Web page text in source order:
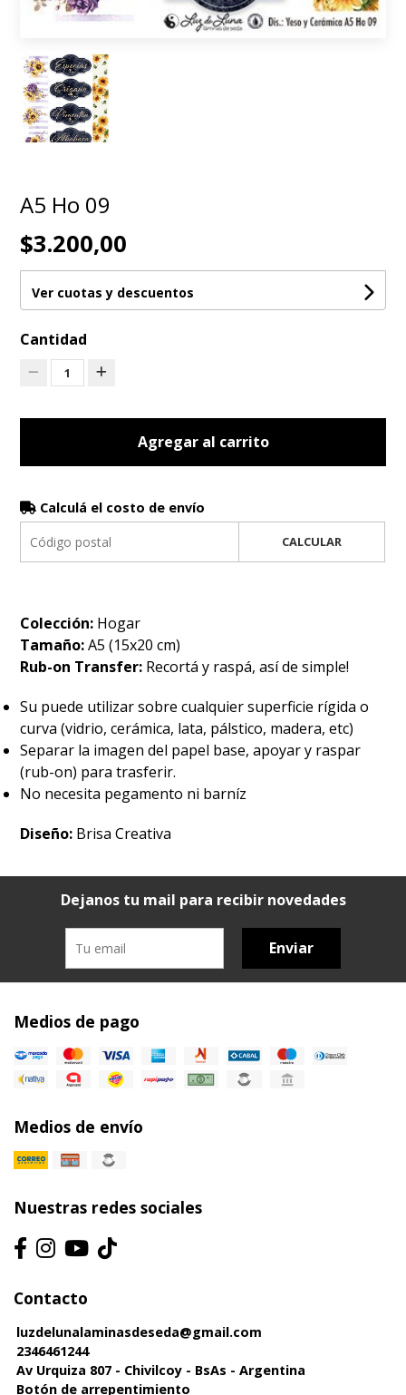
A5 Ho 09
$3.200,00
Ver cuotas y descuentos
Cantidad
1
Agregar al carrito
Calculá el costo de envío
CALCULAR
Colección: Hogar
Tamaño:A5 (15x20 cm)
Rub-on Transfer: Recortá y raspá, así de simple!
Su puede utilizar sobre cualquier superficie rígida o
curva (vidrio, cerámica, lata, pálstico, madera, etc)
Separar la imagen del papel base, apoyar y raspar
(rub-on) para trasferir.
No necesita pegamento ni barníz
Diseño: Brisa Creativa
Dejanos tu mail para recibir novedades
Enviar
Medios de pago
Medios de envío
Nuestras redes sociales
Contacto
luzdelunalaminasdeseda@gmail.com
2346461244
Av Urquiza 807 - Chivilcoy - BsAs - Argentina
Botón de arrepentimiento